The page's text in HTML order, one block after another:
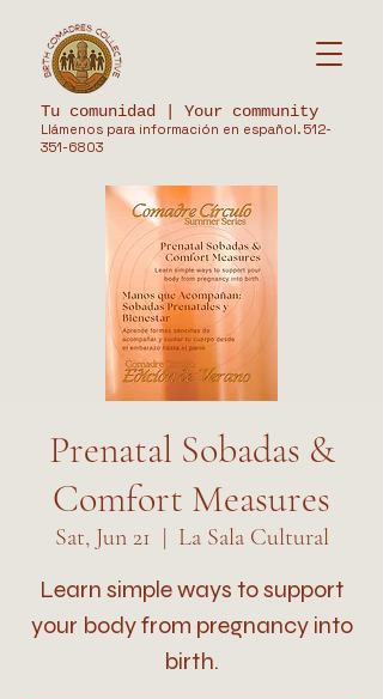
Tu comunidad | Your community
Llámenos para información en español. 512-
351-6803
Prenatal Sobadas &
Comfort Measures
Sat, Jun 21
  |
La Sala Cultural
Learn simple ways to support
your body from pregnancy into
birth.